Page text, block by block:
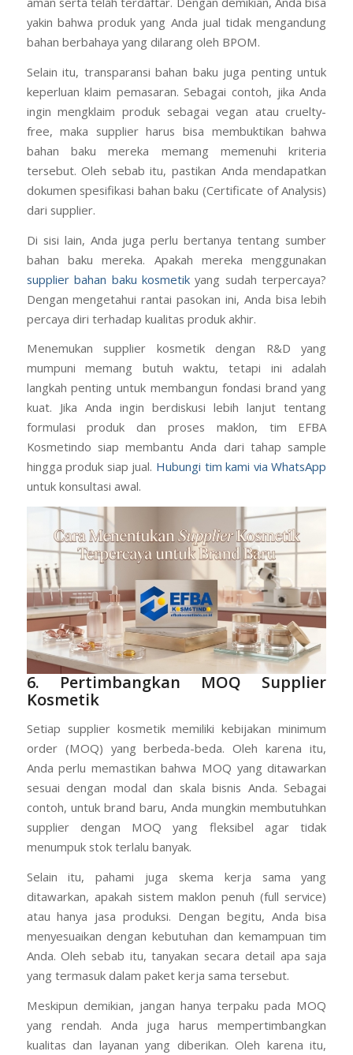
produk Anda. Mereka harus mampu menjelaskan fungsi
setiap komposisi dan memastikan bahwa semua bahan
aman serta telah terdaftar. Dengan demikian, Anda bisa
yakin bahwa produk yang Anda jual tidak mengandung
bahan berbahaya yang dilarang oleh BPOM.
Selain itu, transparansi bahan baku juga penting untuk
keperluan klaim pemasaran. Sebagai contoh, jika Anda
ingin mengklaim produk sebagai vegan atau cruelty-
free, maka supplier harus bisa membuktikan bahwa
bahan baku mereka memang memenuhi kriteria
tersebut. Oleh sebab itu, pastikan Anda mendapatkan
dokumen spesifikasi bahan baku (Certificate of Analysis)
dari supplier.
Di sisi lain, Anda juga perlu bertanya tentang sumber
bahan baku mereka. Apakah mereka menggunakan
supplier bahan baku kosmetikyang sudah terpercaya?
Dengan mengetahui rantai pasokan ini, Anda bisa lebih
percaya diri terhadap kualitas produk akhir.
Menemukan supplier kosmetik dengan R&D yang
mumpuni memang butuh waktu, tetapi ini adalah
langkah penting untuk membangun fondasi brand yang
kuat. Jika Anda ingin berdiskusi lebih lanjut tentang
formulasi produk dan proses maklon, tim EFBA
Kosmetindo siap membantu Anda dari tahap sample
hingga produk siap jual.
Hubungi tim kami via WhatsApp
untuk konsultasi awal.
6. Pertimbangkan MOQ Supplier
Kosmetik
Setiap supplier kosmetik memiliki kebijakan minimum
order (MOQ) yang berbeda-beda. Oleh karena itu,
Anda perlu memastikan bahwa MOQ yang ditawarkan
sesuai dengan modal dan skala bisnis Anda. Sebagai
contoh, untuk brand baru, Anda mungkin membutuhkan
supplier dengan MOQ yang fleksibel agar tidak
menumpuk stok terlalu banyak.
Selain itu, pahami juga skema kerja sama yang
ditawarkan, apakah sistem maklon penuh (full service)
atau hanya jasa produksi. Dengan begitu, Anda bisa
menyesuaikan dengan kebutuhan dan kemampuan tim
Anda. Oleh sebab itu, tanyakan secara detail apa saja
yang termasuk dalam paket kerja sama tersebut.